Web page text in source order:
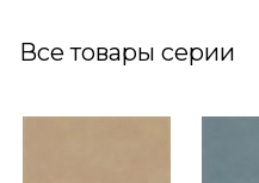
Все товары серии